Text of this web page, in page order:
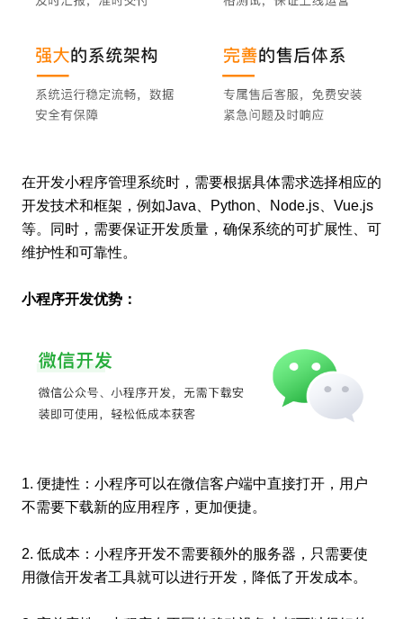
在开发小程序管理系统时，需要根据具体需求选择相应的
开发技术和框架，例如Java、Python、Node.js、Vue.js
等。同时，需要保证开发质量，确保系统的可扩展性、可
维护性和可靠性。
小程序开发优势：
1. 便捷性：小程序可以在微信客户端中直接打开，用户
不需要下载新的应用程序，更加便捷。
2. 低成本：小程序开发不需要额外的服务器，只需要使
用微信开发者工具就可以进行开发，降低了开发成本。